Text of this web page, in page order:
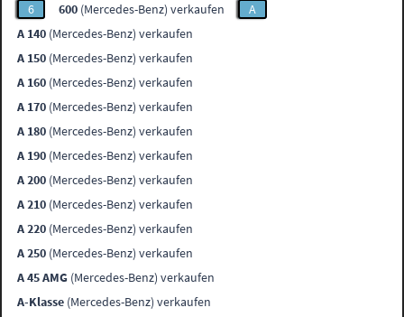
6
600 (Mercedes-Benz) verkaufen
A
A 140 (Mercedes-Benz) verkaufen
A 150 (Mercedes-Benz) verkaufen
A 160 (Mercedes-Benz) verkaufen
A 170 (Mercedes-Benz) verkaufen
A 180 (Mercedes-Benz) verkaufen
A 190 (Mercedes-Benz) verkaufen
A 200 (Mercedes-Benz) verkaufen
A 210 (Mercedes-Benz) verkaufen
A 220 (Mercedes-Benz) verkaufen
A 250 (Mercedes-Benz) verkaufen
A 45 AMG (Mercedes-Benz) verkaufen
A-Klasse (Mercedes-Benz) verkaufen